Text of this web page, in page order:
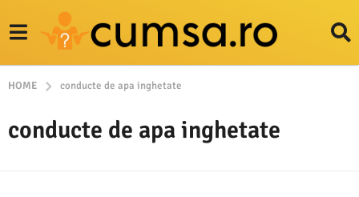
HOME conducte de apa inghetate
conducte de apa inghetate